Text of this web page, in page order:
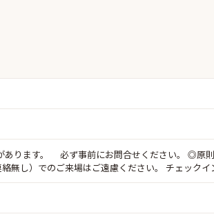
ります。 必ず事前にお問合せください。 ◎原則
し）でのご来場はご遠慮ください。 チェックイ